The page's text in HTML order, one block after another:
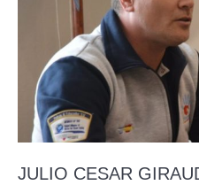
JULIO CESAR